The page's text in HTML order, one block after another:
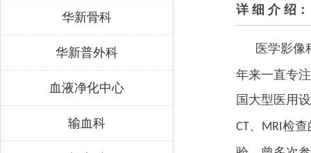
华新骨科
华新普外科
血液净化中心
输血科
详 细 介 绍：
医学影像
年来一直专
国大型医用
CT、 MRI检查